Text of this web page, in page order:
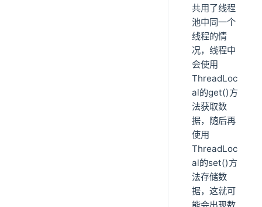
共用了线程
池中同一个
线程的情
况，线程中
会使用
ThreadLoc
al的get()方
法获取数
据，随后再
使用
ThreadLoc
al的set()方
法存储数
据，这就可